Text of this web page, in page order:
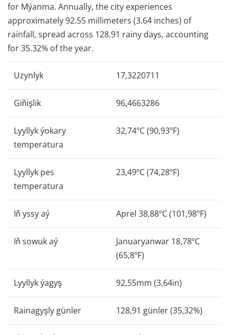
for Mýanma. Annually, the city experiences
approximately 92.55 millimeters (3.64 inches) of
rainfall, spread across 128.91 rainy days, accounting
for 35.32% of the year.
Uzynlyk 17,3220711
Giňişlik 96,4663286
Lyyllyk ýokary
temperatura
32,74ºC (90,93ºF)
Lyyllyk pes
temperatura
23,49ºC (74,28ºF)
Iň yssy aý Aprel 38,88ºC (101,98ºF)
Iň sowuk aý
Januaryanwar 18,78ºC
(65,8ºF)
Lyyllyk ýagyş 92,55mm (3,64in)
Rainagyşly günler 128,91 günler (35,32%)